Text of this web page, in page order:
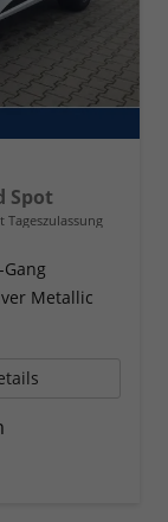
Spot
Tageszulassung
Metallic